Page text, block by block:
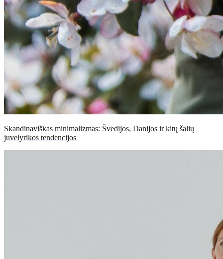
Skandinaviškas minimalizmas: Švedijos, Danijos ir kitų šalių
juvelyrikos tendencijos